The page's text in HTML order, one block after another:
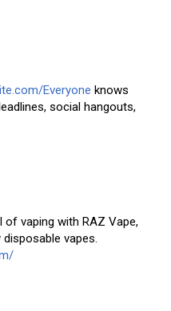
Everyone knows
social hangouts,
of vaping with RAZ Vape,
vapes.